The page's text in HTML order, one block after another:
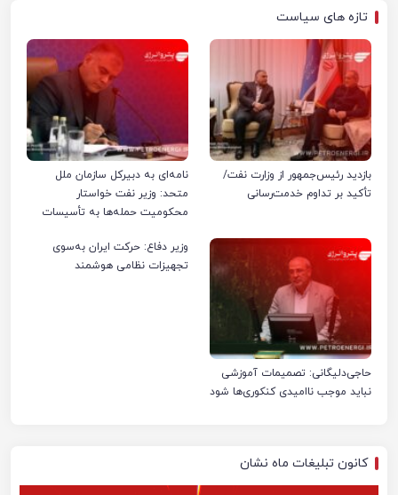
تازه های سیاست
بازدید رئیس‌جمهور از وزارت نفت/
تأکید بر تداوم خدمت‌رسانی
نامه‌ای به دبیرکل سازمان ملل
متحد: وزیر نفت خواستار
محکومیت حمله‌ها به تأسیسات
حاجی‌دلیگانی: تصمیمات آموزشی
نباید موجب ناامیدی کنکوری‌ها شود
وزیر دفاع: حرکت ایران به‌سوی
تجهیزات نظامی هوشمند
کانون تبلیغات ماه نشان